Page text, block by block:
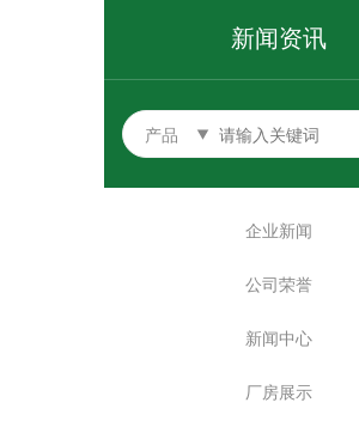
新闻资讯
产品
企业新闻
公司荣誉
新闻中心
厂房展示